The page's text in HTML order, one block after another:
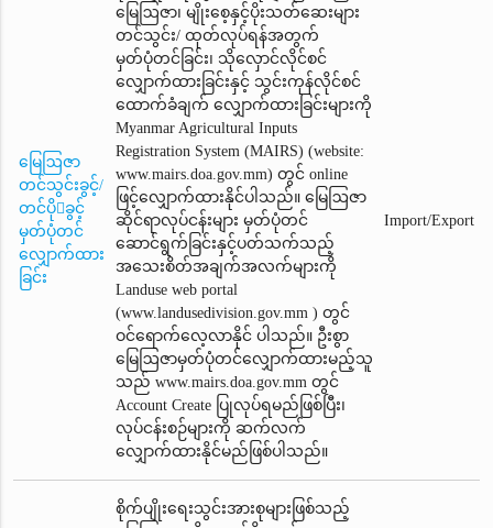
မြေဩဇာ
တင်သွင်းခွင့်/
တင်ပိုခွင့်
မှတ်ပုံတင်
လျှောက်ထား
ခြင်း
မြေဩဇာ၊ မျိုးစေ့နှင့်ပိုးသတ်ဆေးများ
တင်သွင်း/ ထုတ်လုပ်ရန်အတွက်
မှတ်ပုံတင်ခြင်း၊ သိုလှောင်လိုင်စင်
လျှောက်ထားခြင်းနှင့် သွင်းကုန်လိုင်စင်
ထောက်ခံချက်‌ လျှောက်ထားခြင်းများကို
Myanmar Agricultural Inputs
Registration System (MAIRS) (website:
www.mairs.doa.gov.mm) တွင် online
ဖြင့်လျှောက်ထားနိုင်ပါသည်။ မြေဩဇာ
ဆိုင်ရာလုပ်ငန်းများ မှတ်ပုံတင်
ဆောင်ရွက်ခြင်းနှင့်ပတ်သက်သည့်
အသေးစိတ်အချက်အလက်များကို
Landuse web portal
(www.landusedivision.gov.mm ) တွင်
ဝင်ရောက်လေ့လာနိုင် ပါသည်။ ဦးစွာ
မြေဩဇာမှတ်ပုံတင်‌လျှောက်ထားမည့်သူ
သည် www.mairs.doa.gov.mm တွင်
Account Create ပြုလုပ်ရမည်ဖြစ်ပြီး၊
လုပ်ငန်းစဉ်များကို ဆက်လက်
လျှောက်ထားနိုင်မည်ဖြစ်ပါသည်။
Import/Export
စိုက်ပျိုးရေးသွင်းအားစုများဖြစ်သည့်